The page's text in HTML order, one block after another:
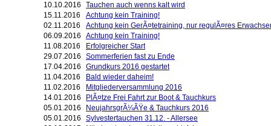
10.10.2016
Tauchen auch wenns kalt wird
15.11.2016
Achtung kein Training!
02.11.2016
Achtung kein GerÃ¤tetraining, nur regulÃ¤res
06.09.2016
Achtung kein Training!
11.08.2016
Erfolgreicher Start
29.07.2016
Sommerferien fast zu Ende
17.04.2016
Grundkurs 2016 gestartet
11.04.2016
Bald wieder daheim!
11.02.2016
Mitgliederversammlung 2016
14.01.2016
PlÃ¤tze Frei Fahrt zur Boot & Tauchkurs
05.01.2016
NeujahrsgrÃ¼ÃŸe & Tauchkurs 2016
05.01.2016
Sylvestertauchen 31.12. - Allersee